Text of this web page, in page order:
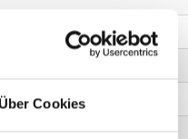
Über Cookies